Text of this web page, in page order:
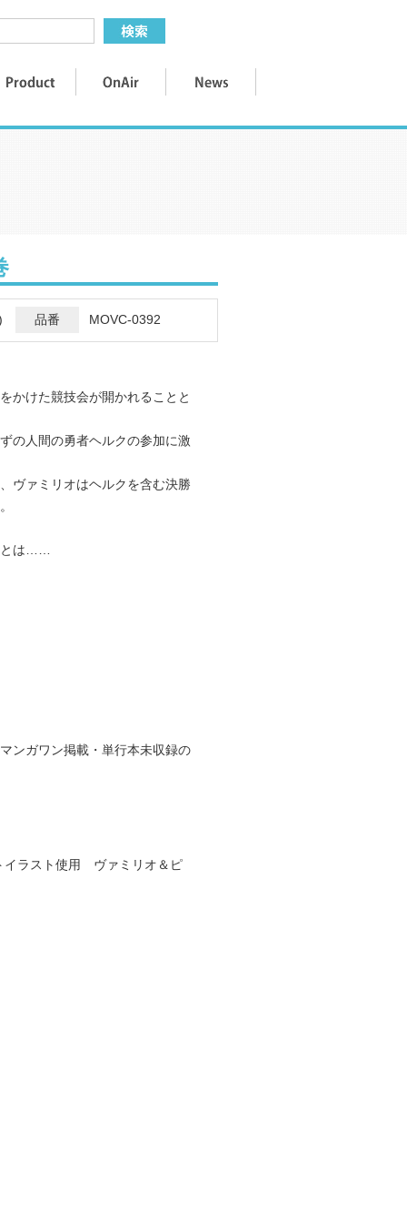
品番 MOVC-0392
かけた競技会が開かれることと
の人間の勇者ヘルクの参加に激
ヴァミリオはヘルクを含む決勝
とは……
ンガワン掲載・単行本未収録の
イラスト使用 ヴァミリオ＆ピ